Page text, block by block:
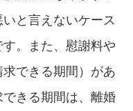
と言えないケース
。また、慰謝料や
できる期間）があ
きる期間は、離婚